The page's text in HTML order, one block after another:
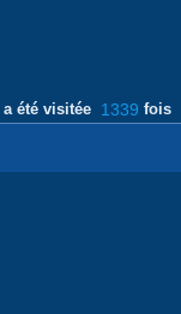
a été visitée 1339 fois